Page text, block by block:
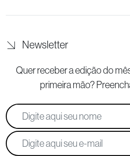
Newsletter
Quer receber a edição do
primeira mão?